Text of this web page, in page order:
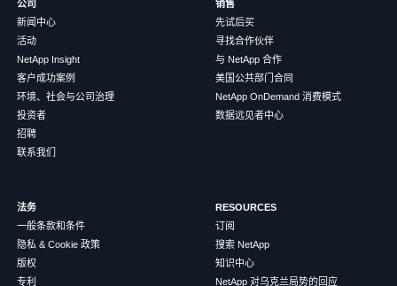
公司
新闻中心
活动
NetApp Insight
客户成功案例
环境、社会与公司治理
投资者
招聘
联系我们
销售
先试后买
寻找合作伙伴
与 NetApp 合作
美国公共部门合同
NetApp OnDemand 消费模式
数据远见者中心
法务
一般条款和条件
隐私 & Cookie 政策
版权
专利
RESOURCES
订阅
搜索 NetApp
知识中心
NetApp 对乌克兰局势的回应